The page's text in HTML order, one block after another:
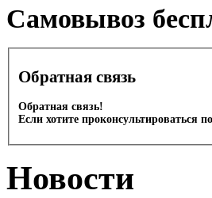
Cамовывоз
Обратная связь
Обратная связь!
Если хотите проконсультироваться
Новости